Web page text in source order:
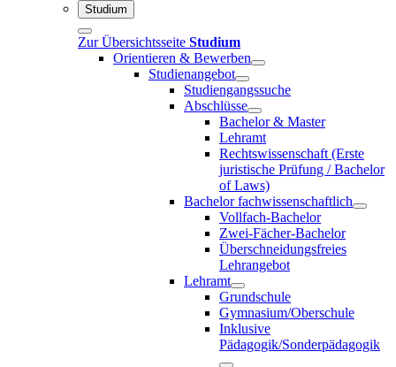
Studium
Zur Übersichtsseite Studium
Orientieren & Bewerben
Studienangebot
Studiengangssuche
Abschlüsse
Bachelor & Master
Lehramt
Rechtswissenschaft (Erste
juristische Prüfung / Bachelor
of Laws)
Bachelor fachwissenschaftlich
Vollfach-Bachelor
Zwei-Fächer-Bachelor
Überschneidungsfreies
Lehrangebot
Lehramt
Grundschule
Gymnasium/Oberschule
Inklusive
Pädagogik/Sonderpädagogik